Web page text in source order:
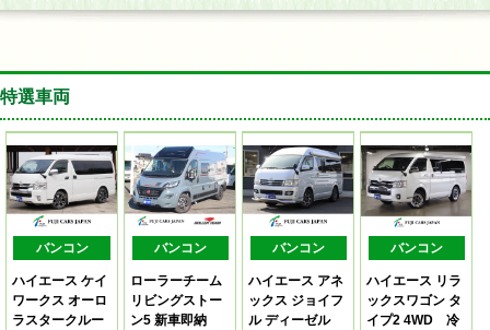
特選車両
バンコン
ハイエース ケイ
ワークス オーロ
ラスタークルー
バンコン
ローラーチーム
リビングストー
ン5 新車即納
バンコン
ハイエース アネ
ックス ジョイフ
ル ディーゼル
バンコン
ハイエース リラ
ックスワゴン タ
イプ2 4WD 冷